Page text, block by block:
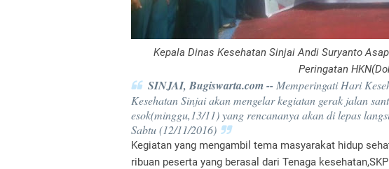
Kepala Dinas Kesehatan Sinjai Andi Suryanto
Peringatan
SINJAI, Bugiswarta.com -- Memperingati Hari
Kesehatan Sinjai akan mengelar kegiatan gerak jalan
esok(minggu,13/11) yang rencananya akan di lepas
Sabtu (12/11/2016)
Kegiatan yang mengambil tema masyarakat hidup
ribuan peserta yang berasal dari Tenaga